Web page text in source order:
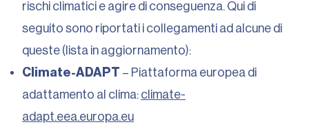
rischi climatici e agire di conseguenza. Qui di
seguito sono riportati i collegamenti ad alcune di
queste (lista in aggiornamento):
Climate-ADAPT – Piattaforma europea di
adattamento al clima: climate-
adapt.eea.europa.eu